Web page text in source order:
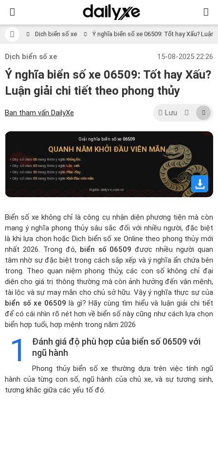
Dịch biển số xe Ý nghĩa biển số xe 06509: Tốt hay Xấu?
Dịch biển số xe 15-08-2025 22:26
Ý nghĩa biển số xe 06509: Tốt hay Xấu?
Luận giải chi tiết theo phong thủy
Ban tham vấn DailyXe Lưu
Giải nghĩa biển số xe 06509
QUANH NĂM KHỞI ĐẦU VIÊN MÃN
» Dãy số chứa06 mang thêm ý nghĩa Không lộc.
» Dãy số chứa 65 mang thêm ý nghĩaLộc sinh.
» Dãy số chứa 50 mang thêm ý nghĩaPhúc đầy.
» Dãy số chứa 09 mang thêm ý nghĩa Khởi đầu viên mãn.
Nguồn: dailyxe.com.vn
Biển số xe không chỉ là công cụ nhận diện phương tiện mà còn
mang ý nghĩa phong thủy sâu sắc đối với nhiều người, đặc biệt
là khi lựa chọn hoặcDịch biển số xe Online theo phong thủy mới
nhất 2026. Trong đó, biển số 06509 được nhiều người quan
tâm nhờ sự đặc biệt trong cách sắp xếp và ý nghĩa ẩn chứa bên
trong. Theo quan niệm phong thủy, các con số không chỉ đại
diện cho giá trị thông thường mà còn ảnh hưởng đến vận mệnh,
tài lộc và sự may mắn cho chủ sở hữu. Vậy ý nghĩa thực sự của
biển số xe 06509 là gì? Hãy cùng tìm hiểu và luận giải chi tiết
để có cái nhìn rõ nét hơn về biển số này cũng như cách lựa chọn
biển hợp tuổi, hợp mệnh trong năm 2026
1
Đánh giá độ phù hợp của biển số 06509 với
ngũ hành
Phong thủy biển số xe thường dựa trên việc tính ngũ
hành của từng con số, ngũ hành của chủ xe, và sự tương sinh,
tương khắc giữa các yếu tố đó.